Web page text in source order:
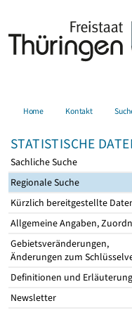
Home Kontakt
STATISTISCHE
Sachliche Suche
Regionale Suche
Kürzlich bereitgestellte
Allgemeine Angaben,
Gebietsveränderungen,
Änderungen zum
Definitionen und
Newsletter